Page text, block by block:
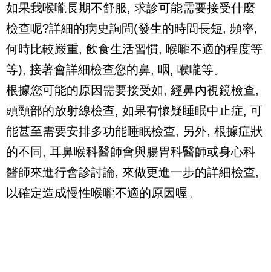
如果我喉嚨長期不舒服, 求診可能需要接受什麼
檢查呢?詳細的病史詢問(發生的時間長短, 頻率,
何時比較嚴重, 飲食生活習慣, 喉嚨不適的程度等
等), 接著會詳細檢查您的鼻, 咽, 喉嚨等。
根據您可能的原因需要接受如, 經鼻內視鏡檢查,
頭頸部的放射線檢查, 如果有懷疑睡眠中止症, 可
能甚至需要安排多功能睡眠檢查, 另外, 根據症狀
的不同, 耳鼻喉科醫師會與腸胃科醫師或身心科
醫師來進行會診討論, 來做更進一步的詳細檢查,
以確定造成慢性喉嚨不適的原因喔。